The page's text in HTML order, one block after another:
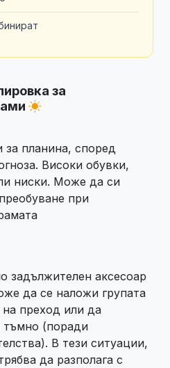
за
планина, според
Високи обувки,
ниски. Може да си
при
задължителен аксесоар
да се наложи групата
преход или да
тъмно (поради
В тези ситуации,
да разполага с